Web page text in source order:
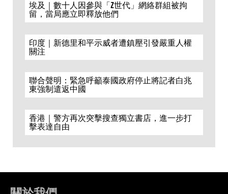
埃及｜數十人因參與「Z世代」網絡群組被拘
留，當局應立即釋放他們
印度｜新德里和平示威者遭鎮壓引發嚴重人權
關注
聯合聲明：緊急呼籲泰國政府停止將記者白兆
東強制遣返中國
香港｜警方再次突擊搜查獨立書店，進一步打
擊表達自由